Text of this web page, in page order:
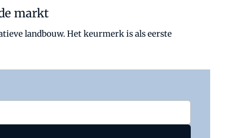
markt
landbouw. Het keurmerk is als eerste